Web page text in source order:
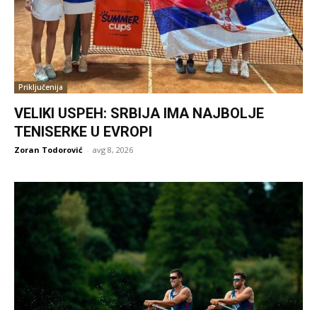
Priključenija
VELIKI USPEH: SRBIJA IMA NAJBOLJE
TENISERKE U EVROPI
Zoran Todorović - avg 8, 2026